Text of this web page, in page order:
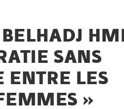
SANS
ENTRE LES
»